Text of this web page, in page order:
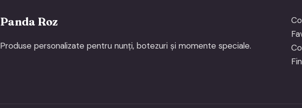
Panda Roz
Produse personalizate pentru nunți, botezuri și momente speciale.